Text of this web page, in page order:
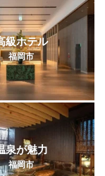
級ホテル
福岡市
泉が魅力
福岡市